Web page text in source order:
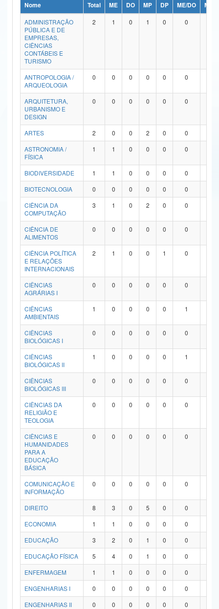
Ministério da Ciência, Tecnologia, Inovações e Comunicações
Ministério do Meio Ambiente
Ministério do Turismo
Ministério do Desenvolvimento Regional
Controladoria-Geral da União
Ministério da Mulher, da Família e dos Direitos Humanos
Secretaria de Governo
Advocacia-Geral da União
Banco Central do Brasil
Nome Total ME DO MP DP ME/DO
MP/
ADMINISTRAÇÃO
PÚBLICA E DE
EMPRESAS,
CIÊNCIAS
CONTÁBEIS E
TURISMO
2 1 0 1 0 0
ANTROPOLOGIA /
ARQUEOLOGIA
0 0 0 0 0 0
ARQUITETURA,
URBANISMO E
DESIGN
0 0 0 0 0 0
ARTES 2 0 0 2 0 0
ASTRONOMIA /
FÍSICA
1 1 0 0 0 0
BIODIVERSIDADE 1 1 0 0 0 0
BIOTECNOLOGIA
0 0 0 0 0 0
CIÊNCIA DA
COMPUTAÇÃO
3 1 0 2 0 0
CIÊNCIA DE
ALIMENTOS
0 0 0 0 0 0
CIÊNCIA POLÍTICA
E RELAÇÕES
INTERNACIONAIS
2 1 0 0 1 0
CIÊNCIAS
AGRÁRIAS I
0 0 0 0 0 0
CIÊNCIAS
AMBIENTAIS
1 0 0 0 0 1
CIÊNCIAS
BIOLÓGICAS I
0 0 0 0 0 0
CIÊNCIAS
BIOLÓGICAS II
1 0 0 0 0 1
CIÊNCIAS
BIOLÓGICAS III
0 0 0 0 0 0
CIÊNCIAS DA
RELIGIÃO E
TEOLOGIA
0 0 0 0 0 0
CIÊNCIAS E
HUMANIDADES
PARA A
EDUCAÇÃO
BÁSICA
0 0 0 0 0 0
COMUNICAÇÃO E
INFORMAÇÃO
0 0 0 0 0 0
DIREITO 8 3 0 5 0 0
ECONOMIA
1 1 0 0 0 0
EDUCAÇÃO
3 2 0 1 0 0
EDUCAÇÃO FÍSICA
5 4 0 1 0 0
ENFERMAGEM
1 1 0 0 0 0
ENGENHARIAS I
0 0 0 0 0 0
ENGENHARIAS II
0 0 0 0 0 0